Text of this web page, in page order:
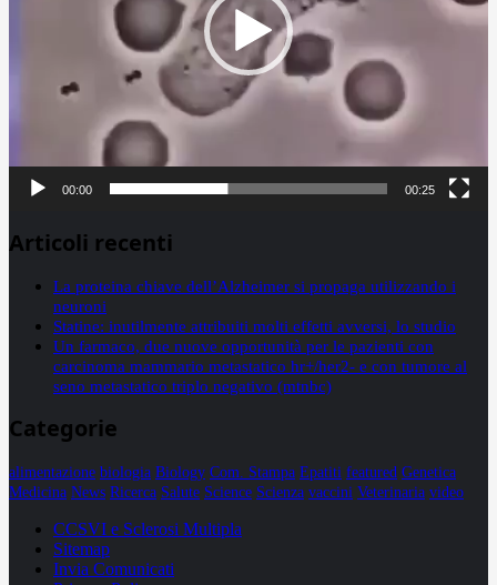
00:00 00:25
Articoli recenti
La proteina chiave dell’Alzheimer si propaga utilizzando i
neuroni
Statine: inutilmente attribuiti molti effetti avversi, lo studio
Un farmaco, due nuove opportunità per le pazienti con
carcinoma mammario metastatico hr+/her2- e con tumore al
seno metastatico triplo negativo (mtnbc)
Categorie
alimentazione biologia Biology Com. Stampa Epatiti featured Genetica
Medicina News Ricerca Salute Science Scienza vaccini Veterinaria video
CCSVI e Sclerosi Multipla
Sitemap
Invia Comunicati